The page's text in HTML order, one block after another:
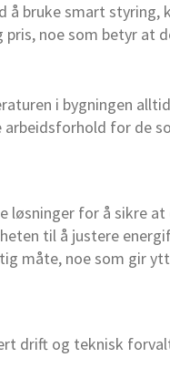
å bruke smart
noe som betyr at
i bygningen
for de
løsninger for å sikre
til å justere
måte, noe som gir
drift og teknisk